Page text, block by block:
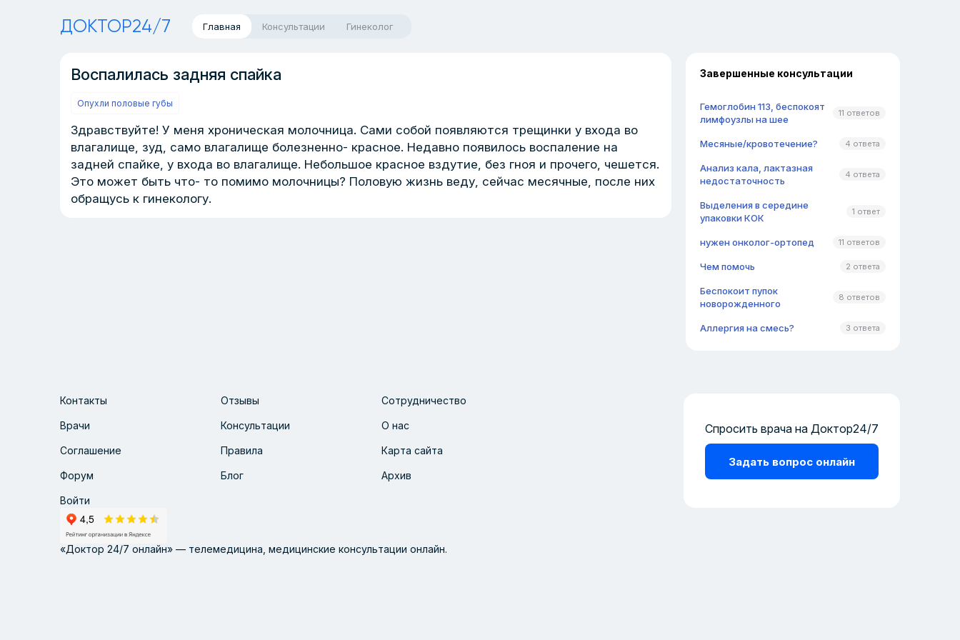
ДОКТОР24/7 Главная Консультации Гинеколог
Воспалилась задняя спайка
Опухли половые губы
Здравствуйте! У меня хроническая молочница. Сами собой появляются трещинки у входа во
влагалище, зуд, само влагалище болезненно- красное. Недавно появилось воспаление на
задней спайке, у входа во влагалище. Небольшое красное вздутие, без гноя и прочего, чешется.
Это может быть что- то помимо молочницы? Половую жизнь веду, сейчас месячные, после них
обращусь к гинекологу.
Завершенные консультации
Гемоглобин 113, беспокоят
лимфоузлы на шее
11 ответов
Месяные/кровотечение? 4 ответа
Анализ кала, лактазная
недостаточность
4 ответа
Выделения в середине
упаковки КОК
1 ответ
нужен онколог-ортопед 11 ответов
Чем помочь 2 ответа
Беспокоит пупок
новорожденного
8 ответов
Аллергия на смесь? 3 ответа
Контакты Отзывы Сотрудничество
Врачи Консультации О нас
Соглашение Правила Карта сайта
Форум Блог Архив
Войти
Спросить врача на Доктор24/7
Задать вопрос онлайн
«Доктор 24/7 онлайн» — телемедицина, медицинские консультации онлайн.